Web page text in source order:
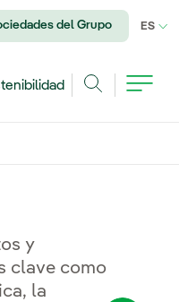
del Grupo ES
y
clave como
la